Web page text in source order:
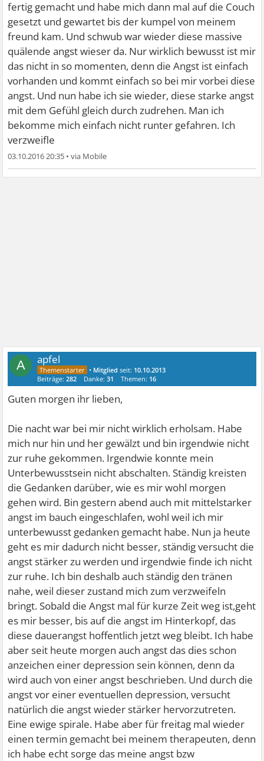
fertig gemacht und habe mich dann mal auf die Couch
gesetzt und gewartet bis der kumpel von meinem
freund kam. Und schwub war wieder diese massive
quälende angst wieser da. Nur wirklich bewusst ist mir
das nicht in so momenten, denn die Angst ist einfach
vorhanden und kommt einfach so bei mir vorbei diese
angst. Und nun habe ich sie wieder, diese starke angst
mit dem Gefühl gleich durch zudrehen. Man ich
bekomme mich einfach nicht runter gefahren. Ich
verzweifle
03.10.2016 20:35 •
A apfel
• Mitglied seit: 10.10.2013
Beiträge:282 Danke:31 Themen: 16
Guten morgen ihr lieben,
Die nacht war bei mir nicht wirklich erholsam. Habe
mich nur hin und her gewälzt und bin irgendwie nicht
zur ruhe gekommen. Irgendwie konnte mein
Unterbewusstsein nicht abschalten. Ständig kreisten
die Gedanken darüber, wie es mir wohl morgen
gehen wird. Bin gestern abend auch mit mittelstarker
angst im bauch eingeschlafen, wohl weil ich mir
unterbewusst gedanken gemacht habe. Nun ja heute
geht es mir dadurch nicht besser, ständig versucht die
angst stärker zu werden und irgendwie finde ich nicht
zur ruhe. Ich bin deshalb auch ständig den tränen
nahe, weil dieser zustand mich zum verzweifeln
bringt. Sobald die Angst mal für kurze Zeit weg ist,geht
es mir besser, bis auf die angst im Hinterkopf, das
diese dauerangst hoffentlich jetzt weg bleibt. Ich habe
aber seit heute morgen auch angst das dies schon
anzeichen einer depression sein können, denn da
wird auch von einer angst beschrieben. Und durch die
angst vor einer eventuellen depression, versucht
natürlich die angst wieder stärker hervorzutreten.
Eine ewige spirale. Habe aber für freitag mal wieder
einen termin gemacht bei meinem therapeuten, denn
ich habe echt sorge das meine angst bzw